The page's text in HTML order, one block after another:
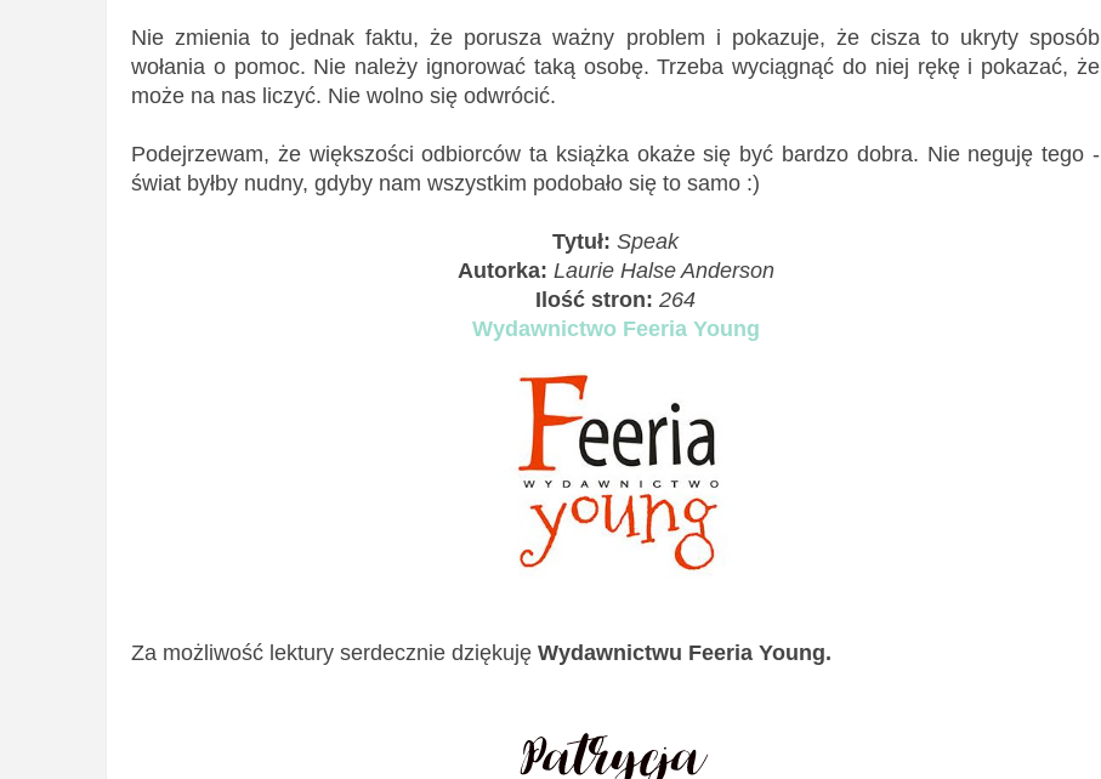
Nie zmienia to jednak faktu, że porusza ważny problem i pokazuje, że cisza to ukryty sposób
wołania o pomoc. Nie należy ignorować taką osobę. Trzeba wyciągnąć do niej rękę i pokazać, że
może na nas liczyć. Nie wolno się odwrócić.
Podejrzewam, że większości odbiorców ta książka okaże się być bardzo dobra. Nie neguję tego -
świat byłby nudny, gdyby nam wszystkim podobało się to samo :)
Tytuł: Speak
Autorka: Laurie Halse Anderson
Ilość stron: 264
Wydawnictwo Feeria Young
Za możliwość lektury serdecznie dziękuję Wydawnictwu Feeria Young.